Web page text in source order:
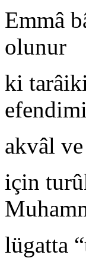
Emmâ
olunur
ki
akvâl
için
lügatta